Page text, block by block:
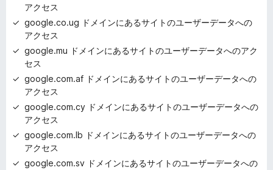
アクセス
google.co.ug ドメインにあるサイトのユーザーデータへの
アクセス
google.mu ドメインにあるサイトのユーザーデータへのアク
セス
google.com.af ドメインにあるサイトのユーザーデータへの
アクセス
google.com.cy ドメインにあるサイトのユーザーデータへの
アクセス
google.com.lb ドメインにあるサイトのユーザーデータへの
アクセス
google.com.sv ドメインにあるサイトのユーザーデータへの